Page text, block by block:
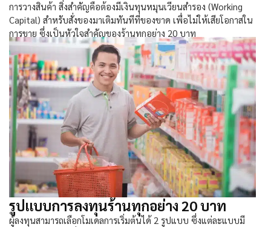
การวางสินค้า สิ่งสำคัญคือต้องมีเงินทุนหมุนเวียนสำรอง (Working
Capital) สำหรับสั่งของมาเติมทันทีที่ของขาด เพื่อไม่ให้เสียโอกาสใน
การขาย ซึ่งเป็นหัวใจสำคัญของร้านทุกอย่าง 20 บาท
รูปแบบการลงทุนร้านทุกอย่าง 20 บาท
ผู้ลงทุนสามารถเลือกโมเดลการเริ่มต้นได้ 2 รูปแบบ ซึ่งแต่ละแบบมี